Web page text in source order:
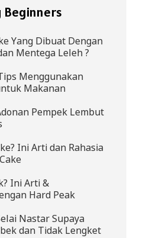
Beginners
Yang Dibuat Dengan
Mentega Leleh ?
Menggunakan
Makanan
Pempek Lembut
Ini Arti dan Rahasia
Ini Arti &
Hard Peak
Nastar Supaya
dan Tidak Lengket